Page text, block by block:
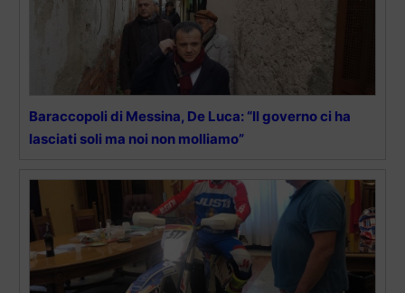
Baraccopoli di Messina, De Luca: “Il governo ci ha
lasciati soli ma noi non molliamo”